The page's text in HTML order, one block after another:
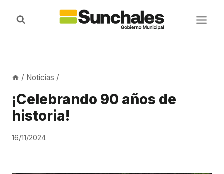
/ Noticias /
¡Celebrando 90 años de
historia!
16/11/2024